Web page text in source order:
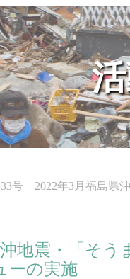
号 2022年3月福島県
地震・「そう
ーの実施